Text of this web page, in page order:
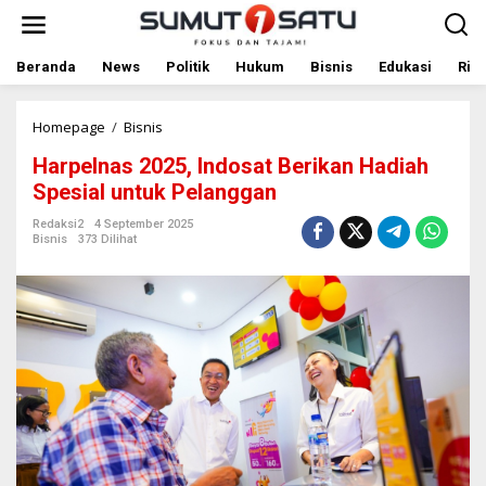
t
Beranda News Politik Hukum Bisnis Edukasi
Homepage / Bisnis
r
p
e
l
0
5
,
I
n
d
o
s
Harpelnas 2025, Indosat Berikan Hadiah
Spesial untuk Pelanggan
Redaksi2
4 September 2025
Bisnis
373 Dilihat